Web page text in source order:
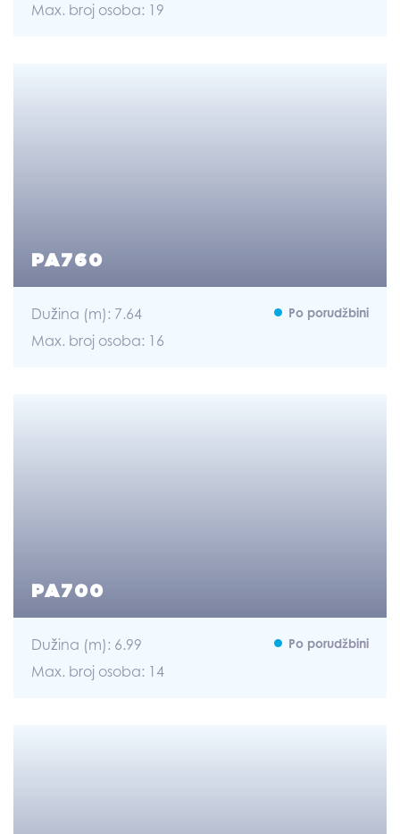
Max. broj osoba: 19
PA760
Dužina (m): 7.64
Max. broj osoba: 16
Po porudžbini
PA700
Dužina (m): 6.99
Max. broj osoba: 14
Po porudžbini